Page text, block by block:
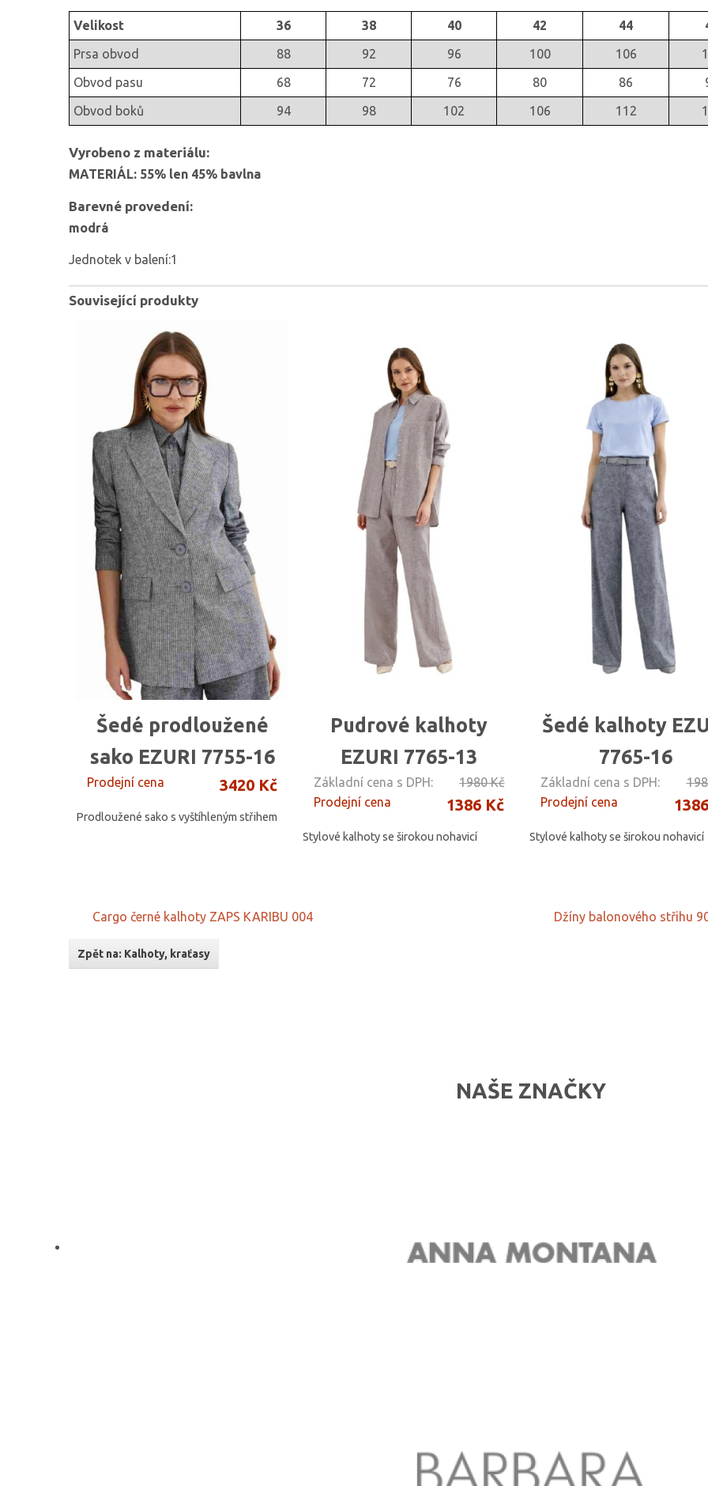
Velikost 36 38 40 42 44
Prsa obvod
88 92 96 100 106
Obvod pasu
68 72 76 80 86
Obvod boků
94 98 102 106 112
Vyrobeno z materiálu:
MATERIÁL: 55% len 45% bavlna
Barevné provedení:
modrá
Jednotek v balení:1
Související produkty
Šedé prodloužené
sako EZURI 7755-16
Prodejní cena 3420 Kč
Prodloužené sako s vyštíhleným střihem
Pudrové kalhoty
EZURI 7765-13
Základní cena s DPH:
1980 Kč
Prodejní cena
1386 Kč
Stylové kalhoty se širokou nohavicí
Šedé kalhoty
7765-16
Základní cena s DPH:
Prodejní cena
Stylové kalhoty se širokou nohavicí
Džíny balonového střihu
Cargo černé kalhoty ZAPS KARIBU 004
Zpět na: Kalhoty, kraťasy
NAŠE ZNAČKY